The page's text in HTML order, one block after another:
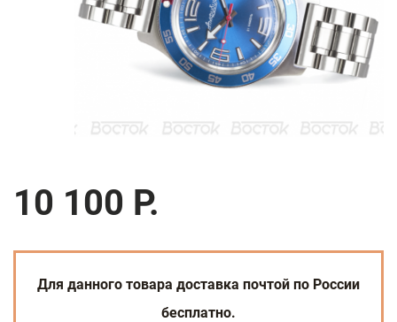
10 100 Р.
Для данного товара доставка почтой по России
бесплатно.